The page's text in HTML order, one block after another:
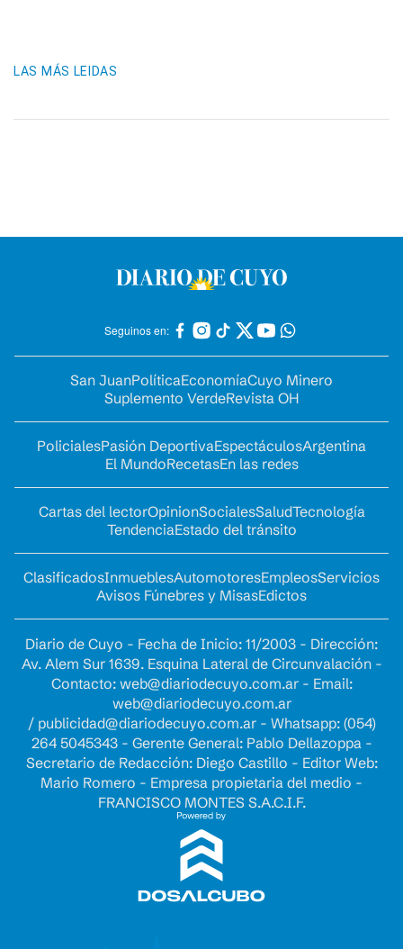
LAS MÁS LEIDAS
Seguinos en:
San JuanPolíticaEconomíaCuyo Minero
Suplemento VerdeRevista OH
PolicialesPasión DeportivaEspectáculosArgentina
El MundoRecetasEn las redes
Cartas del lectorOpinionSocialesSaludTecnología
TendenciaEstado del tránsito
ClasificadosInmueblesAutomotoresEmpleosServicios
Avisos Fúnebres y MisasEdictos
Diario de Cuyo - Fecha de Inicio: 11/2003 - Dirección:
Av. Alem Sur 1639. Esquina Lateral de Circunvalación -
Contacto: web@diariodecuyo.com.ar- Email:
web@diariodecuyo.com.ar
/ publicidad@diariodecuyo.com.ar- Whatsapp: (054)
264 5045343 - Gerente General: Pablo Dellazoppa -
Secretario de Redacción: Diego Castillo - Editor Web:
Mario Romero - Empresa propietaria del medio -
FRANCISCO MONTES S.A.C.I.F.